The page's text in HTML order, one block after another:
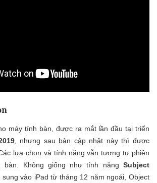
máy tính bàn, được ra mắt lần đầu tại triển
, nhưng sau bản cập nhật này thì được
lựa chọn và tính năng vẫn tương tự phiên
bàn. Không giống như tính năng Subject
vào iPad từ tháng 12 năm ngoái, Object